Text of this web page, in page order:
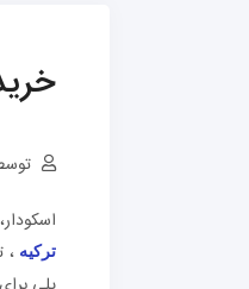
ترکیه ،